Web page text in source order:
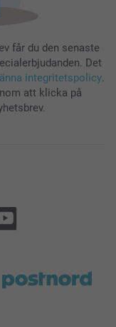
får du den senaste
Det
integritetspolicy.
att klicka på